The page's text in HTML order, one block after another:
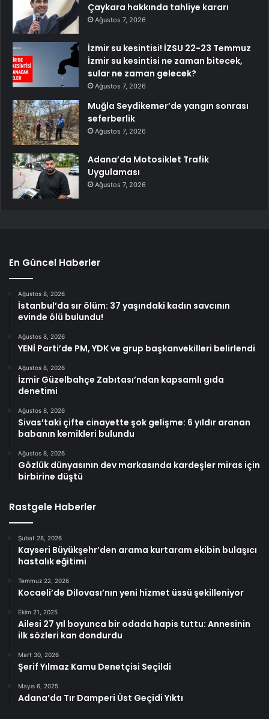
Çaykara hakkında tahliye kararı
Ağustos 7, 2026
İzmir su kesintisi! İZSU 22-23 Temmuz
İzmir su kesintisi ne zaman bitecek,
sular ne zaman gelecek?
Ağustos 7, 2026
Muğla Seydikemer’de yangın sonrası
seferberlik
Ağustos 7, 2026
Adana’da Motosiklet Trafik
Uygulaması
Ağustos 7, 2026
En Güncel Haberler
Ağustos 8, 2026
İstanbul’da sır ölüm: 37 yaşındaki kadın savcının
evinde ölü bulundu!
Ağustos 8, 2026
YENİ Parti’de PM, YDK ve grup başkanvekilleri belirlendi
Ağustos 8, 2026
İzmir Güzelbahçe Zabıtası’ndan kapsamlı gıda
denetimi
Ağustos 8, 2026
Sivas’taki çifte cinayette şok gelişme: 6 yıldır aranan
babanın kemikleri bulundu
Ağustos 8, 2026
Gözlük dünyasının dev markasında kardeşler miras için
birbirine düştü
Rastgele Haberler
Şubat 28, 2026
Kayseri Büyükşehr’den arama kurtaram ekibin bulaşıcı
hastalık eğitimi
Temmuz 22, 2026
Kocaeli’de Dilovası’nın yeni hizmet üssü şekilleniyor
Ekim 21, 2025
Ailesi 27 yıl boyunca bir odada hapis tuttu: Annesinin
ilk sözleri kan dondurdu
Mart 30, 2026
Şerif Yılmaz Kamu Denetçisi Seçildi
Mayıs 6, 2025
Adana’da Tır Damperi Üst Geçidi Yıktı